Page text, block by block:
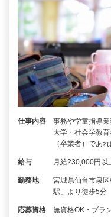
仕事内容
事務や学童指導
大学・社会学教
（卒業者）であ
給与 月給230,000円以
勤務地
宮城県仙台市泉
駅」より徒歩5分
応募資格 無資格OK・ブラ